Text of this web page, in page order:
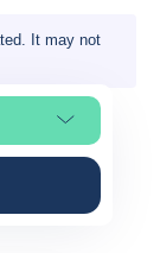
It may not